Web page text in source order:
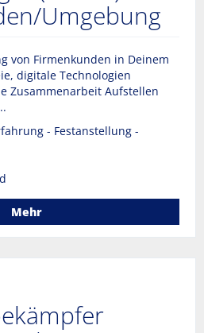
Umgebung
von Firmenkunden in Deinem
digitale Technologien
Zusammenarbeit Aufstellen
- Festanstellung -
Mehr